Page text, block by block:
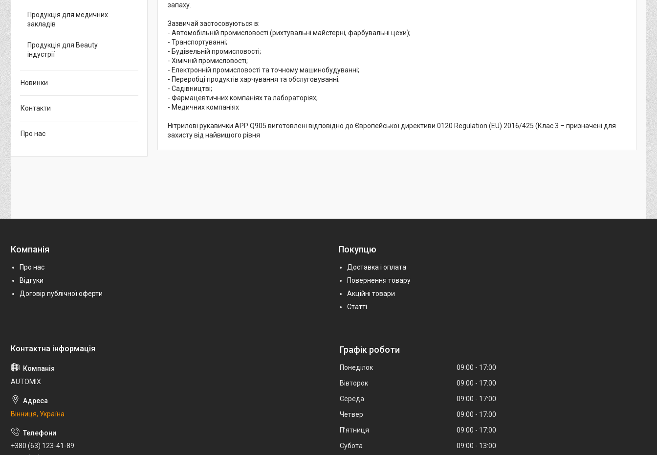
запаху.
Зазвичай застосовуються в:
- Автомобільній промисловості (рихтувальні майстерні, фарбувальні цехи);
- Транспортуванні;
- Будівельній промисловості;
- Хімічній промисловості;
- Електронній промисловості та точному машинобудуванні;
- Переробці продуктів харчування та обслуговуванні;
- Садівництві;
- Фармацевтичних компаніях та лабораторіях;
- Медичних компаніях
Нітрилові рукавички APP Q905 виготовлені відповідно до Європейської директиви 0120 Regulation (EU) 2016/425 (Клас 3 – призначені для
захисту від найвищого рівня
Продукція для медичних
закладів
Продукція для Beauty
індустрії
Новинки
Контакти
Про нас
Компанія
Про нас
Відгуки
Договір публічної оферти
Покупцю
Доставка і оплата
Повернення товару
Акційні товари
Статті
AUTOMIX
Вінниця, Україна
+380 (63) 123-41-89
Графік роботи
Понеділок 09:00
17:00
Вівторок
09:00
17:00
Середа
09:00
17:00
Четвер
09:00
17:00
Пʼятниця
09:00
17:00
Субота
09:00 13:00